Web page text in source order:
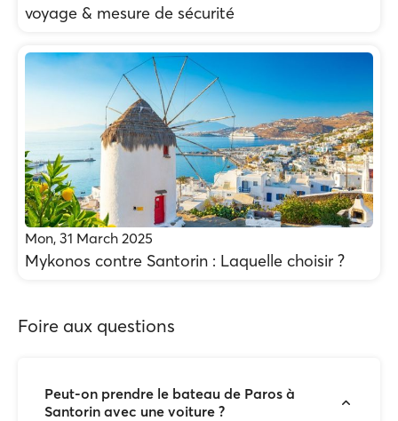
voyage & mesure de sécurité
Mon, 31 March 2025
Mykonos contre Santorin : Laquelle choisir ?
Foire aux questions
Peut-on prendre le bateau de Paros à
Santorin avec une voiture ?